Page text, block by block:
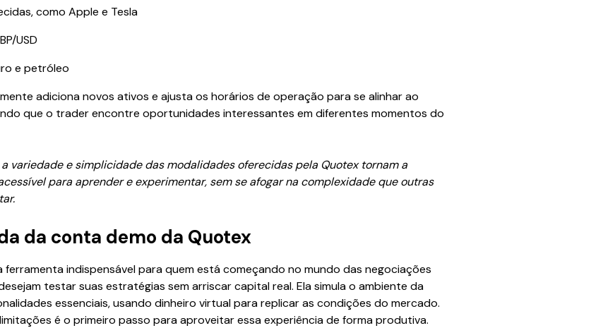
como Apple e Tesla
USD
e petróleo
adiciona novos ativos e ajusta os horários de operação para se alinhar ao
que o trader encontre oportunidades interessantes em diferentes momentos do
variedade e simplicidade das modalidades oferecidas pela Quotex tornam a
para aprender e experimentar, sem se afogar na complexidade que outras
da conta demo da Quotex
indispensável para quem está começando no mundo das negociações
testar suas estratégias sem arriscar capital real. Ela simula o ambiente da
essenciais, usando dinheiro virtual para replicar as condições do mercado.
é o primeiro passo para aproveitar essa experiência de forma produtiva.